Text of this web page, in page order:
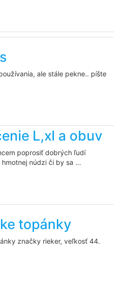
ale stále pekne.. píšte
L,xl a obuv
poprosiť dobrých ľudí
núdzi či by sa ...
topánky
značky rieker, veľkosť 44.